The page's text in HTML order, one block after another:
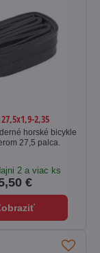
2,35
horské bicykle
27,5 palca.
2 a viac ks
€